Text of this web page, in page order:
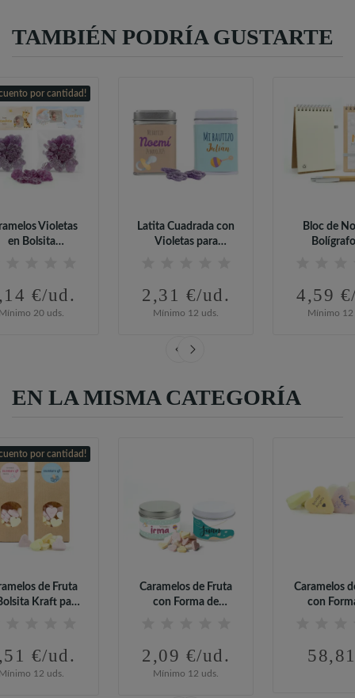
TAMBIÉN PODRÍA GUSTARTE
por cantidad!
Violetas
en Bolsita
€/ud.
20 uds.
Latita Cuadrada con
Violetas para
2,31 €/ud.
Mínimo 12 uds.
Bloc de
4,59
Mínimo 12
EN LA MISMA CATEGORÍA
por cantidad!
de Fruta
Kraft para
€/ud.
12 uds.
Caramelos de Fruta
con Forma de
2,09 €/ud.
Mínimo 12 uds.
Caramelos
con